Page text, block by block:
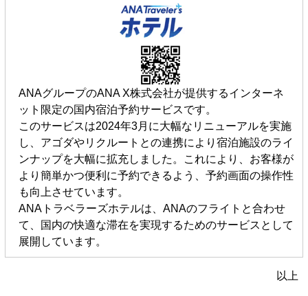
ANAグループのANA X株式会社が提供するインターネ
ット限定の国内宿泊予約サービスです。
このサービスは2024年3月に大幅なリニューアルを実施
し、アゴダやリクルートとの連携により宿泊施設のライ
ンナップを大幅に拡充しました。これにより、お客様が
より簡単かつ便利に予約できるよう、予約画面の操作性
も向上させています。
ANAトラベラーズホテルは、ANAのフライトと合わせ
て、国内の快適な滞在を実現するためのサービスとして
展開しています。
以上